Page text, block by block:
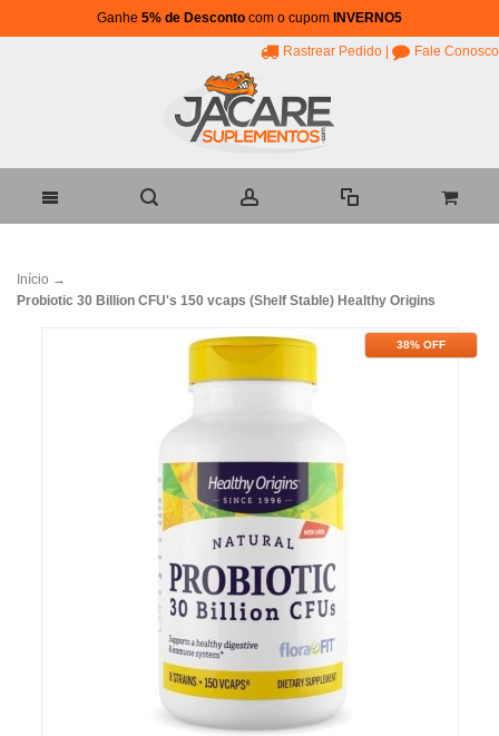
Ganhe 5% de Desconto com o cupom INVERNO5
Rastrear Pedido Fale Conosco
Início →
Probiotic 30 Billion CFU's 150 vcaps (Shelf Stable) Healthy Origins
38% OFF